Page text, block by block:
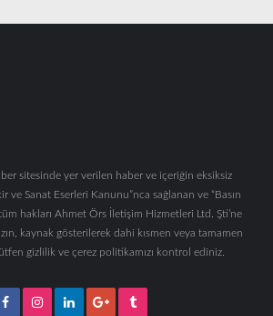
sitesinde yer verilen haber ve içeriğin eksiksiz
ve Sanat Eserleri Kanunu”nca sağlanan ve “Basın
hakları Ahmet Örs İletişim Hizmetleri Ltd. Şti’ne
kaynak gösterilerek dahi kısmen veya tamamen
gizlilik ve çerez politikamızı kontrol ediniz.